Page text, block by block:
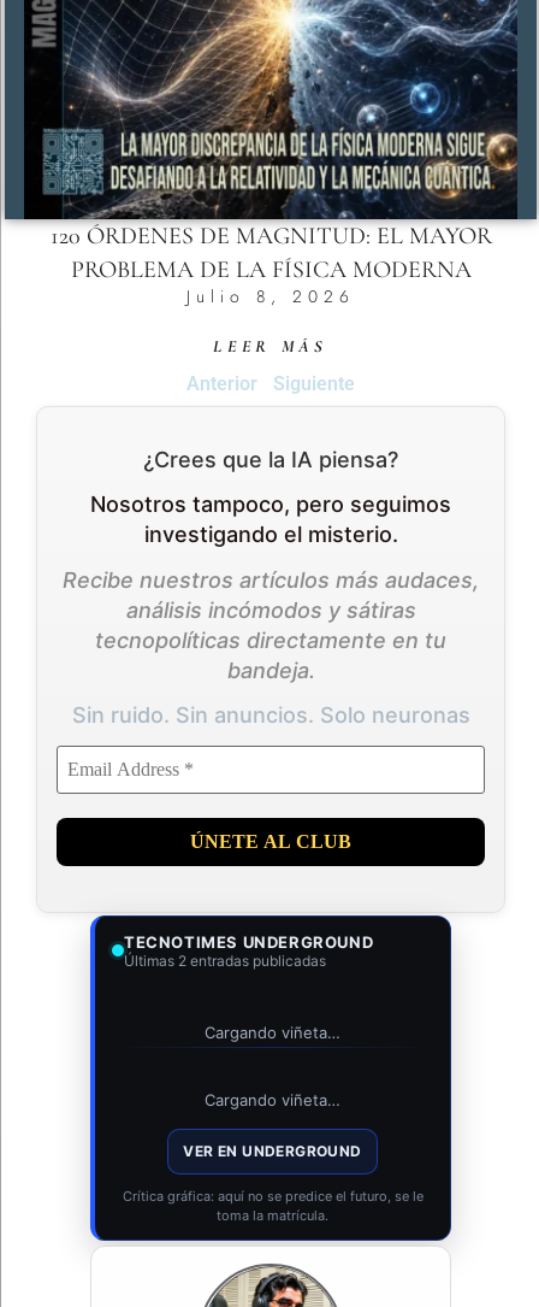
120 ÓRDENES DE MAGNITUD: EL MAYOR
PROBLEMA DE LA FÍSICA MODERNA
Julio 8, 2026
LEER MÁS
Anterior Siguiente
¿Crees que la IA piensa?
Nosotros tampoco, pero seguimos
investigando el misterio.
Recibe nuestros artículos más audaces,
análisis incómodos y sátiras
tecnopolíticas directamente en tu
bandeja.
Sin ruido. Sin anuncios. Solo neuronas
TECNOTIMES UNDERGROUND
Últimas 2 entradas publicadas
Cargando viñeta…
Cargando viñeta…
VER EN UNDERGROUND
Crítica gráfica: aquí no se predice el futuro, se le
toma la matrícula.